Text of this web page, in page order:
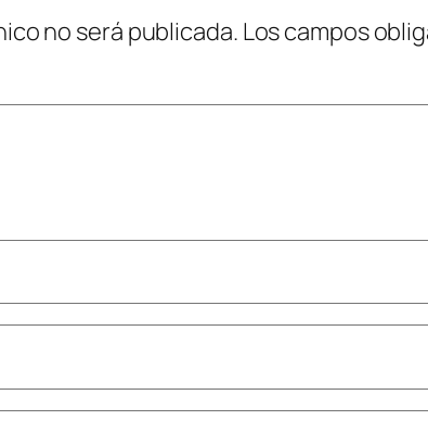
no será publicada. Los campos